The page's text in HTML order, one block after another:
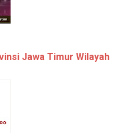
Jawa Timur Wilayah